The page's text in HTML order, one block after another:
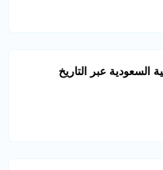
السعودية عبر التاريخ